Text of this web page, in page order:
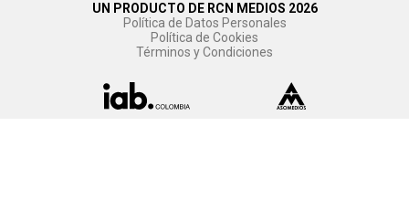
UN PRODUCTO DE RCN MEDIOS 2026
Política de Datos Personales
Política de Cookies
Términos y Condiciones